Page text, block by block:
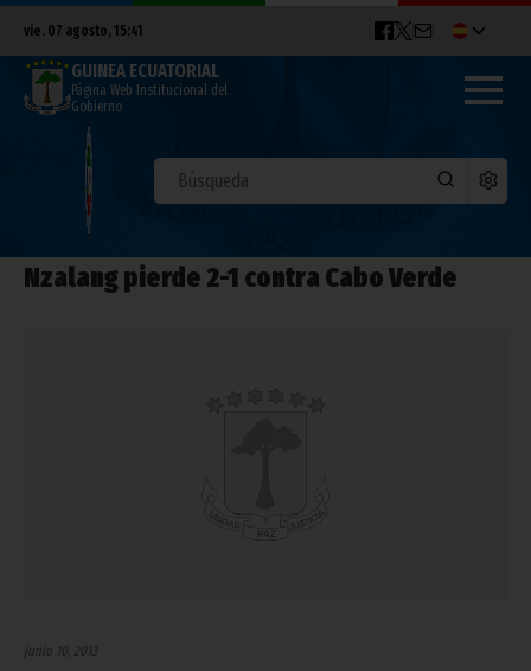
vie. 07 agosto, 15:41
GUINEA ECUATORIAL
Página Web Institucional del
Gobierno
Nzalang pierde 2-1 contra Cabo Verde
junio 10, 2013